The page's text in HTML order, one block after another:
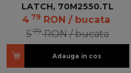
LATCH, 70M2550.TL
4 79 RON / bucata
579 RON / bucata
Adauga in cos